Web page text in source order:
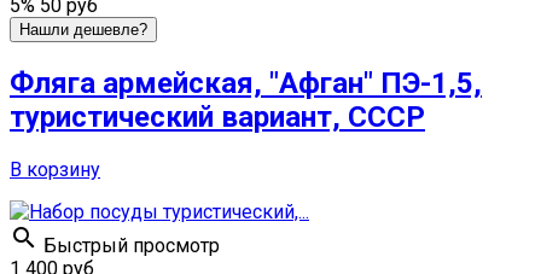
5% 50 руб
Нашли дешевле?
Фляга армейская, "Афган" ПЭ-1,5,
туристический вариант, СССР
В корзину
 Быстрый просмотр
1 400 руб